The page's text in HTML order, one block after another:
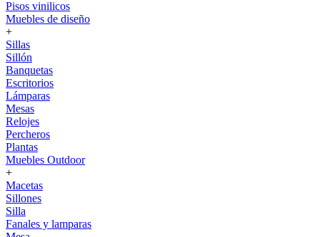
Pisos vinilicos
Muebles de diseño
+
Sillas
Sillón
Banquetas
Escritorios
Lámparas
Mesas
Relojes
Percheros
Plantas
Muebles Outdoor
+
Macetas
Sillones
Silla
Fanales y lamparas